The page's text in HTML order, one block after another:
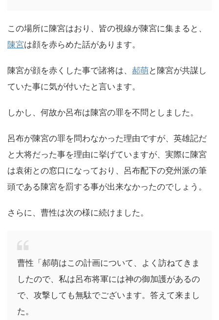
この場所に陳宮はおり、皆の視線が陳宮に集まると、
陳宮は顔を赤らめた話があります。
陳宮が顔を赤くした事で諸将は、 郝萌と陳宮が共謀し
ていた事に気が付いたと言います。
しかし、何故か呂布は陳宮の罪を不問としました。
呂布が陳宮の罪を問わなかった理由ですが、英雄記だ
と大将だった事を理由に挙げていますが、実際に陳宮
は袁術との窓口になっており、呂布配下の兗州派の筆
頭である陳宮を罰する事が出来なかったのでしょう。
さらに、曹性は次の様に続けました。
曹性「郝萌はこの計画について、よく訪ねてきま
したので、私は呂布将軍には神の御加護があるの
で、攻撃しても無駄でございます。答えて来まし
た。